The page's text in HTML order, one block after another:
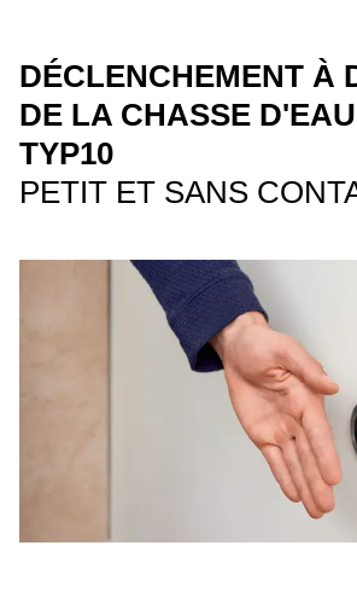
DÉCLENCHEMENT À
DE LA CHASSE
TYP10
PETIT ET SANS